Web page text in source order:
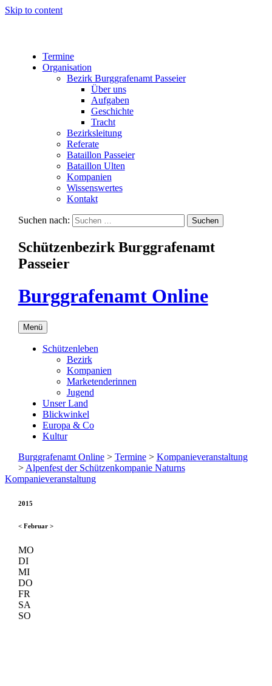
Skip to content
Termine
Organisation
Bezirk Burggrafenamt Passeier
Über uns
Aufgaben
Geschichte
Tracht
Bezirksleitung
Referate
Bataillon Passeier
Bataillon Ulten
Kompanien
Wissenswertes
Kontakt
Suchen nach:
Schützenbezirk Burggrafenamt
Passeier
Burggrafenamt Online
Menü
Schützenleben
Bezirk
Kompanien
Marketenderinnen
Jugend
Unser Land
Blickwinkel
Europa & Co
Kultur
Burggrafenamt Online> Termine> Kompanieveranstaltung
> Alpenfest der Schützenkompanie Naturns
Kompanieveranstaltung
2015
< Februar >
MO
DI
MI
DO
FR
SA
SO